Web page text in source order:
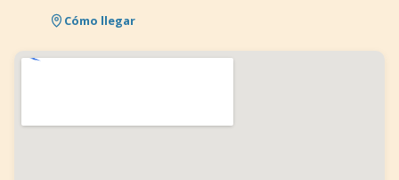
Cómo llegar